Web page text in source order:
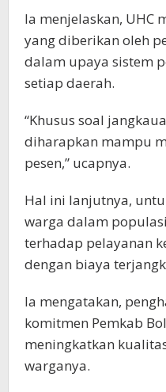
Ia menjelaskan, UHC
yang diberikan oleh
dalam upaya sistem
setiap daerah.
“Khusus soal
diharapkan mampu
pesen,” ucapnya.
Hal ini lanjutnya,
warga dalam
terhadap pelayanan
dengan biaya
Ia mengatakan,
komitmen Pemkab
meningkatkan
warganya.